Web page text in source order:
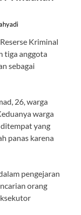
Kriminal
tiga anggota
sebagai
26, warga
warga
yang
panas karena
pengejaran
orang